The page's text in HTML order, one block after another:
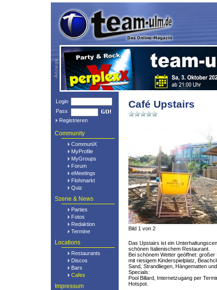
Login
Pass
Registrieren
Community
CommuniX
MyProfile
MyGroups
Forum
eMeetings
Flohmarkt
Quiz
Szene & News
Parties
Fotos
Redaktion
Termine
Locations
Restaurants
Discos
Bars
Cafes
Impressum
Café Upstairs
Bild 1 von 2
Das Upstairs ist ein
schönen Italienischem Restaurant.
Bei schönem Wetter geöffnet:
mit riesigem Kinderspielplatz,
Sand, Strandliegen, Hängematten
Specials:
Pool Billard, Internetzugang per
Hotspot.